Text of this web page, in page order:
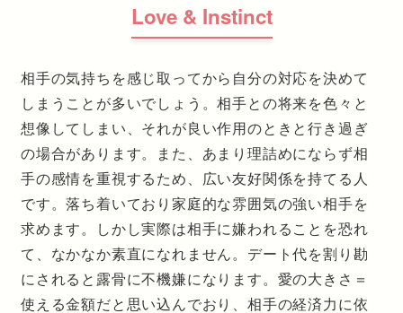
Love & Instinct
相手の気持ちを感じ取ってから自分の対応を決めて
しまうことが多いでしょう。相手との将来を色々と
想像してしまい、それが良い作用のときと行き過ぎ
の場合があります。また、あまり理詰めにならず相
手の感情を重視するため、広い友好関係を持てる人
です。落ち着いており家庭的な雰囲気の強い相手を
求めます。しかし実際は相手に嫌われることを恐れ
て、なかなか素直になれません。デート代を割り勘
にされると露骨に不機嫌になります。愛の大きさ＝
使える金額だと思い込んでおり、相手の経済力に依